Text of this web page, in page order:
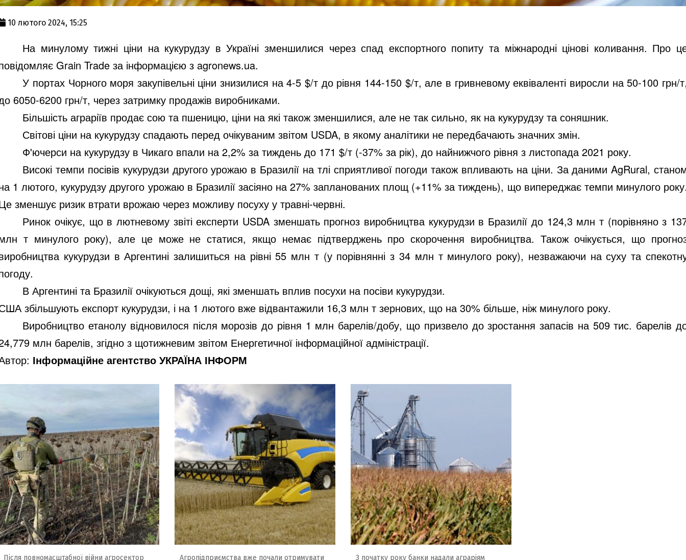
10 лютого 2024, 15:25
На минулому тижні ціни на кукурудзу в Україні зменшилися через спад експортного попиту та міжнародні цінові коливання. Про
Grain Trade за інформацією з agronews.ua.
У портах Чорного моря закупівельні ціни знизилися на 4-5 $/т до рівня 144-150 $/т, але в гривневому еквіваленті виросли на 50-100 грн/
6050-6200 грн/т, через затримку продажів виробниками.
Більшість аграріїв продає сою та пшеницю, ціни на які також зменшилися, але не так сильно, як на кукурудзу та соняшник.
Світові ціни на кукурудзу спадають перед очікуваним звітом USDA, в якому аналітики не передбачають значних змін.
Ф'ючерси на кукурудзу в Чикаго впали на 2,2% за тиждень до 171 $/т (-37% за рік), до найнижчого рівня з листопада 2021 року.
Високі темпи посівів кукурудзи другого урожаю в Бразилії на тлі сприятливої погоди також впливають на ціни. За даними AgRural,
1 лютого, кукурудзу другого урожаю в Бразилії засіяно на 27% запланованих площ (+11% за тиждень), що випереджає темпи минулого
зменшує ризик втрати врожаю через можливу посуху у травні-червні.
Ринок очікує, що в лютневому звіті експерти USDA зменшать прогноз виробництва кукурудзи в Бразилії до 124,3 млн т (порівняно з
т минулого року), але це може не статися, якщо немає підтверджень про скорочення виробництва. Також очікується, що
кукурудзи в Аргентині залишиться на рівні 55 млн т (у порівнянні з 34 млн т минулого року), незважаючи на суху та
В Аргентині та Бразилії очікуються дощі, які зменшать вплив посухи на посіви кукурудзи.
збільшують експорт кукурудзи, і на 1 лютого вже відвантажили 16,3 млн т зернових, що на 30% більше, ніж минулого року.
Виробництво етанолу відновилося після морозів до рівня 1 млн барелів/добу, що призвело до зростання запасів на 509 тис. барелів
млн барелів, згідно з щотижневим звітом Енергетичної інформаційної адміністрації.
Інформаційне агентство УКРАЇНА ІНФОРМ
Після повномасштабної війни агросектор Агропідприємства вже почали отримувати З початку року банки надали аграріям